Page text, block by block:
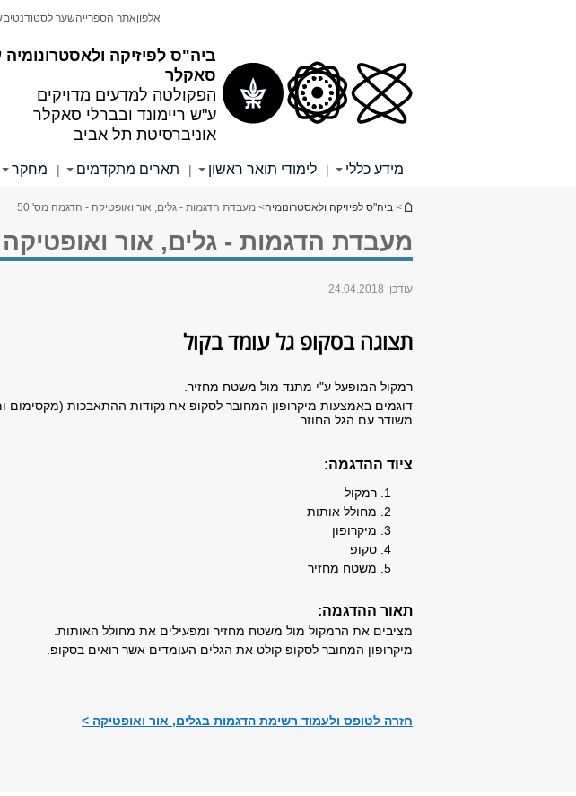
ביה"ס לפיזיקה ולאסטרונומיה
סאקלר
הפקולטה למדעים מדויקים
ע"ש ריימונד ובברלי סאקלר
אוניברסיטת תל אביב
אלפוןאתר הספרייהשער לסטודנטים
מידע כללי | לימודי תואר ראשון | תארים מתקדמים | מחקר
הינך נמצא כאן
> ביה"ס לפיזיקה ולאסטרונומיה> מעבדת הדגמות - גלים, אור ואופטיקה - הדגמה מס' 50
מעבדת הדגמות - גלים, אור ואופטיקה
עודכן: 24.04.2018
תצוגה בסקופ גל עומד בקול
רמקול המופעל ע"י מתנד מול משטח מחזיר.
דוגמים באמצעות מיקרופון המחובר לסקופ את נקודות ההתאבכות (מקסימום
משודר עם הגל החוזר.
ציוד ההדגמה:​​
רמקול
מחולל אותות
מיקרופון
סקופ
משטח מחזיר
תאור ההדגמה:​
מציבים את הרמקול מול משטח מחזיר ומפעילים את מחולל האותות.
מיקרופון המחובר לסקופ קולט את הגלים העומדים אשר רואים בסקופ.
חזרה לטופס ולעמוד רשימת הדגמות בגלים, אור ואופטיקה >